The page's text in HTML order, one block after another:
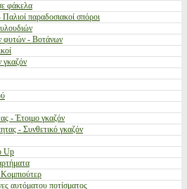
φάκελα
Παλιοί παραδοσιακοί σπόροι
φυτών - Βοτάνων
- Έτοιμο γκαζόν
- Συνθετικό γκαζόν
Up
αυτόματου ποτίσματος